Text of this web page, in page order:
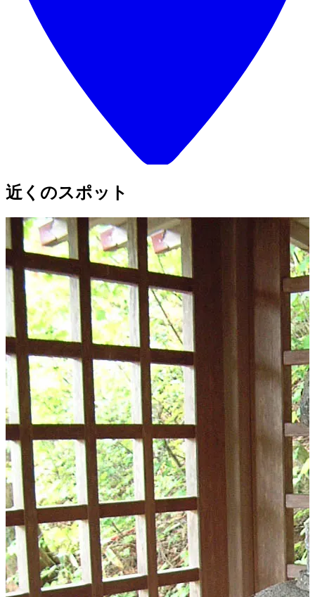
近くのスポット